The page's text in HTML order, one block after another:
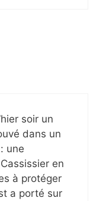
soir un
dans un
une
en
à protéger
a porté sur